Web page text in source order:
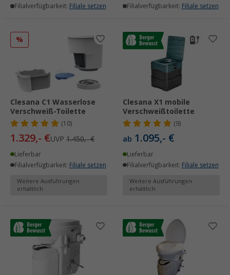
Filialverfügbarkeit: Filiale setzen
Filialverfügbarkeit: Filiale setzen
%
Clesana C1 Wasserlose
Verschweiß-Toilette
(10)
1.329,- €UVP 1.450,- €
Lieferbar
Filialverfügbarkeit: Filiale setzen
Weitere Ausführungen
erhältlich
Clesana X1 mobile
Verschweißtoilette
(9)
ab 1.095,- €
Lieferbar
Filialverfügbarkeit: Filiale setzen
Weitere Ausführungen
erhältlich